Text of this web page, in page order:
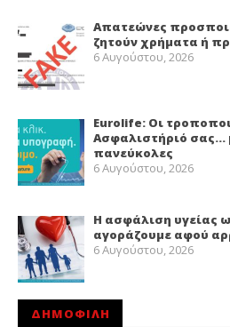
Απατεώνες
ζητούν χρήματα ή
6 Αυγούστου, 2026
Eurolife: Οι
Ασφαλιστήριό σας…
πανεύκολες
6 Αυγούστου, 2026
Η ασφάλιση υγείας
αγοράζουμε αφού
6 Αυγούστου, 2026
ΔΗΜΟΦΙΛΗ